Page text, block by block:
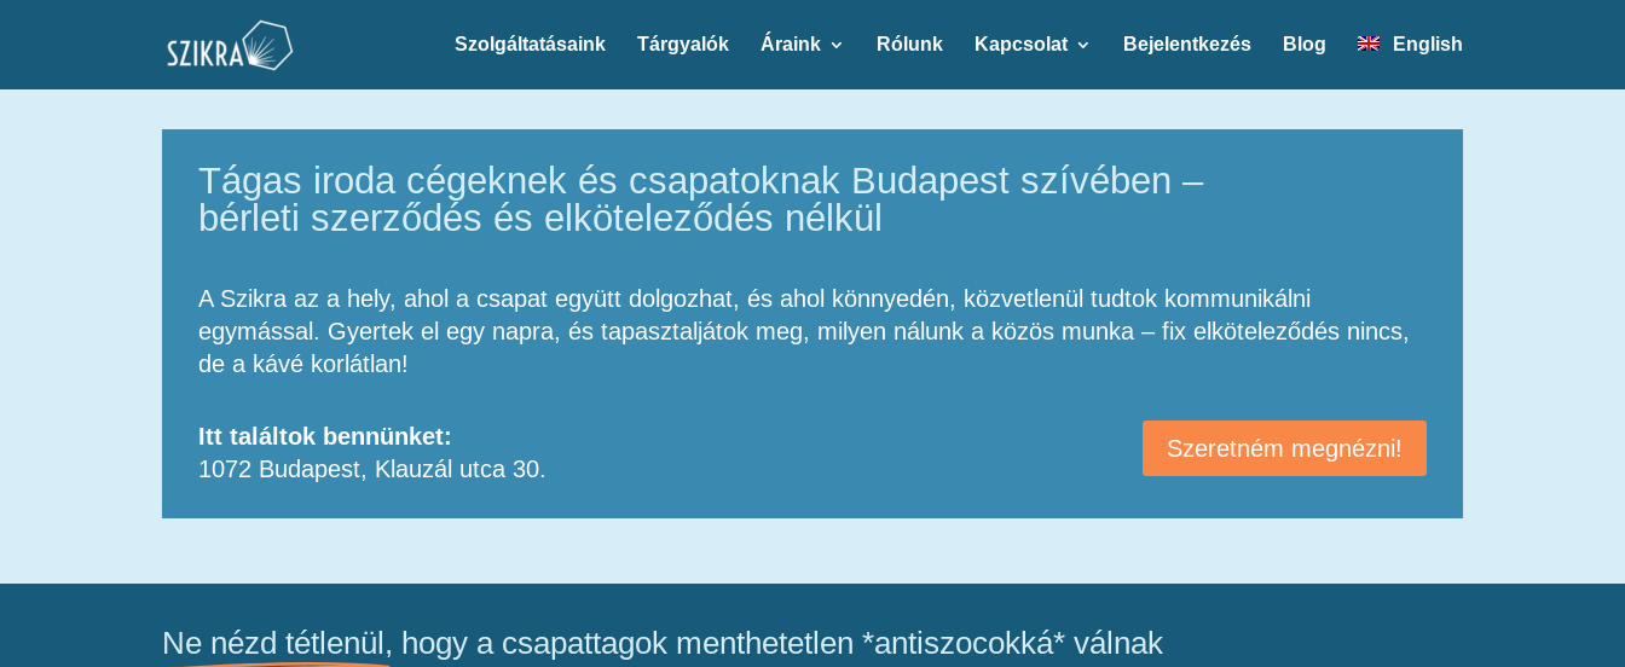
Szolgáltatásaink Tárgyalók Áraink Rólunk Kapcsolat Bejelentkezés Blog English
Tágas iroda cégeknek és csapatoknak Budapest szívében –
bérleti szerződés és elköteleződés nélkül
A Szikra az a hely, ahol a csapat együtt dolgozhat, és ahol könnyedén, közvetlenül tudtok kommunikálni
egymással. Gyertek el egy napra, és tapasztaljátok meg, milyen nálunk a közös munka – fix elköteleződés nincs,
de a kávé korlátlan!
Itt találtok bennünket:
1072 Budapest, Klauzál utca 30.
Szeretném megnézni!
Ne nézd tétlenül, hogy a csapattagok menthetetlen *antiszocokká* válnak